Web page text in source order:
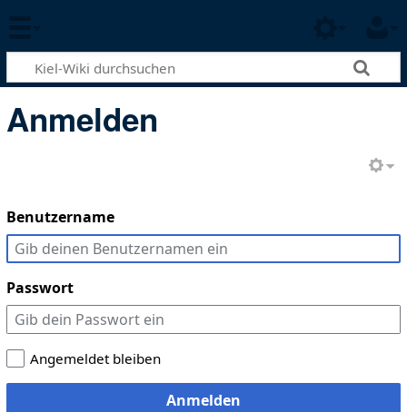
Anmelden
Benutzername
Passwort
Angemeldet bleiben
Anmelden